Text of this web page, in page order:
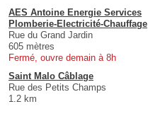
AES Antoine Energie Services
Plomberie-Electricité-Chauffage
Rue du Grand Jardin
605 mètres
Fermé, ouvre demain à 8h
Saint Malo Câblage
Rue des Petits Champs
1.2 km